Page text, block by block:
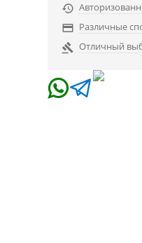

 Различные
 Отличный